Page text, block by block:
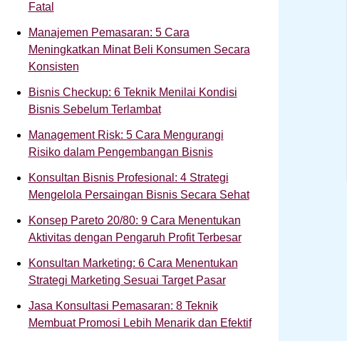
Fatal
Manajemen Pemasaran: 5 Cara
Meningkatkan Minat Beli Konsumen Secara
Konsisten
Bisnis Checkup: 6 Teknik Menilai Kondisi
Bisnis Sebelum Terlambat
Management Risk: 5 Cara Mengurangi
Risiko dalam Pengembangan Bisnis
Konsultan Bisnis Profesional: 4 Strategi
Mengelola Persaingan Bisnis Secara Sehat
Konsep Pareto 20/80: 9 Cara Menentukan
Aktivitas dengan Pengaruh Profit Terbesar
Konsultan Marketing: 6 Cara Menentukan
Strategi Marketing Sesuai Target Pasar
Jasa Konsultasi Pemasaran: 8 Teknik
Membuat Promosi Lebih Menarik dan Efektif